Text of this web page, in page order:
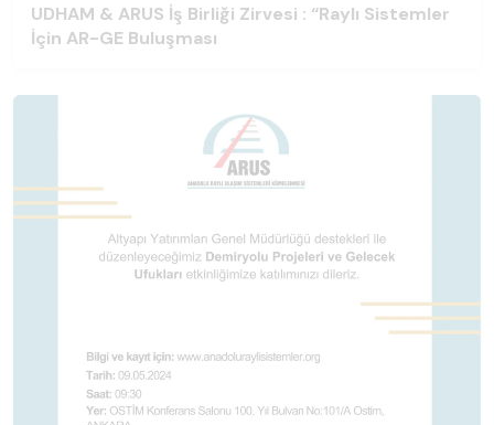
UDHAM & ARUS İş Birliği Zirvesi : “Raylı Sistemler
İçin AR-GE Buluşması